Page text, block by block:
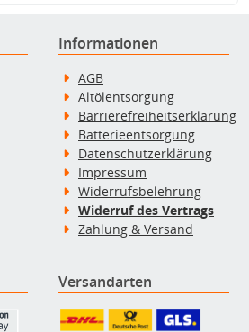
Informationen
AGB
Altölentsorgung
Barrierefreiheitserklärung
Batterieentsorgung
Datenschutzerklärung
Impressum
Widerrufsbelehrung
Widerruf des Vertrags
Zahlung & Versand
Versandarten